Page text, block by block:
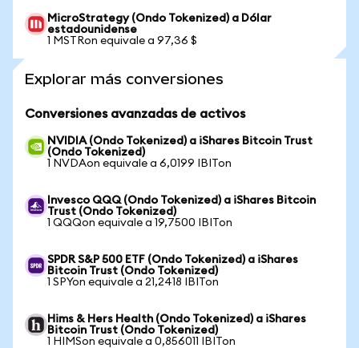
MicroStrategy (Ondo Tokenized) a Dólar
estadounidense
1 MSTRon equivale a 97,36 $
Explorar más conversiones
Conversiones avanzadas de activos
NVIDIA (Ondo Tokenized) a iShares Bitcoin Trust
(Ondo Tokenized)
1 NVDAon equivale a 6,0199 IBITon
Invesco QQQ (Ondo Tokenized) a iShares Bitcoin
Trust (Ondo Tokenized)
1 QQQon equivale a 19,7500 IBITon
SPDR S&P 500 ETF (Ondo Tokenized) a iShares
Bitcoin Trust (Ondo Tokenized)
1 SPYon equivale a 21,2418 IBITon
Hims & Hers Health (Ondo Tokenized) a iShares
Bitcoin Trust (Ondo Tokenized)
1 HIMSon equivale a 0,856011 IBITon